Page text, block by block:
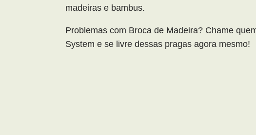
madeiras e bambus.
Problemas com Broca de Madeira? Chame
System e se livre dessas pragas agora mesmo!